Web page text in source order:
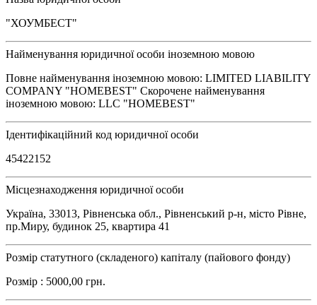
"ХОУМБЕСТ"
Найменування юридичної особи іноземною мовою
Повне найменування іноземною мовою: LIMITED LIABILITY
COMPANY "HOMEBEST" Скорочене найменування
іноземною мовою: LLC "HOMEBEST"
Ідентифікаційний код юридичної особи
45422152
Місцезнаходження юридичної особи
Україна, 33013, Рівненська обл., Рівненський р-н, місто Рівне,
пр.Миру, будинок 25, квартира 41
Розмір статутного (складеного) капіталу (пайового фонду)
Розмір : 5000,00 грн.